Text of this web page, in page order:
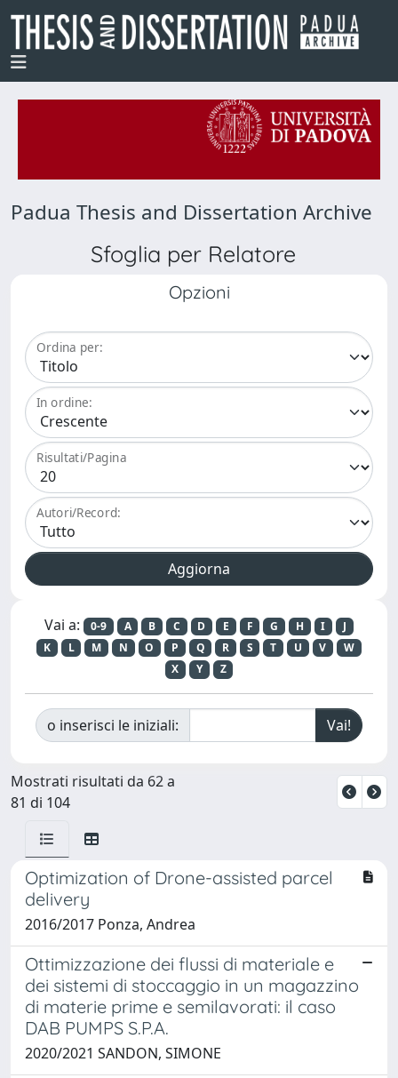
Padua Thesis and Dissertation Archive
Sfoglia per Relatore
Opzioni
Ordina per:
In ordine:
Risultati/Pagina
Autori/Record:
Vai a: 0-9 A B C D E F G H I
J
K
L M N O P Q R S T U V
W
X
Y Z
o inserisci le iniziali:
Mostrati risultati da 62 a
81 di 104
Optimization of Drone-assisted parcel
delivery
2016/2017 Ponza, Andrea
Ottimizzazione dei flussi di materiale e
dei sistemi di stoccaggio in un magazzino
di materie prime e semilavorati: il caso
DAB PUMPS S.P.A.
2020/2021 SANDON, SIMONE